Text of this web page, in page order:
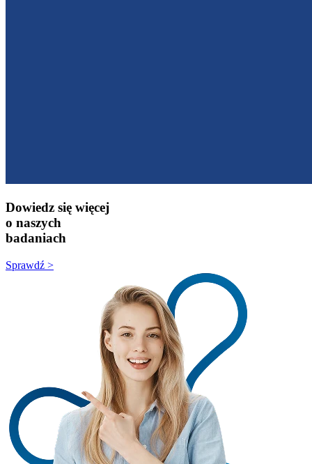
Dowiedz się więcej
o naszych
badaniach
Sprawdź >